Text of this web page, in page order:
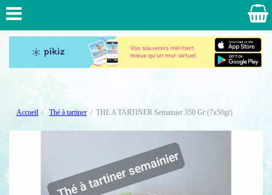
Accueil Thé à tartiner THE A TARTINER Semainier 350 Gr (7x50gr)